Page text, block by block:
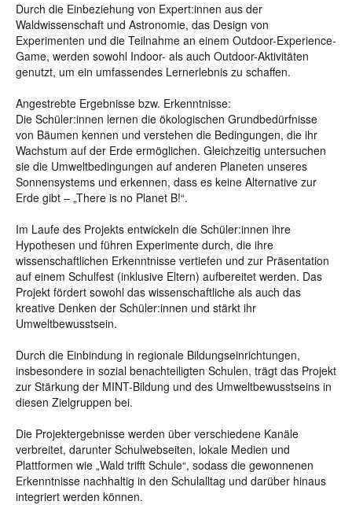
Durch die Einbeziehung von Expert:innen aus der
Waldwissenschaft und Astronomie, das Design von
Experimenten und die Teilnahme an einem Outdoor-Experience-
Game, werden sowohl Indoor- als auch Outdoor-Aktivitäten
genutzt, um ein umfassendes Lernerlebnis zu schaffen.
Angestrebte Ergebnisse bzw. Erkenntnisse:
Die Schüler:innen lernen die ökologischen Grundbedürfnisse
von Bäumen kennen und verstehen die Bedingungen, die ihr
Wachstum auf der Erde ermöglichen. Gleichzeitig untersuchen
sie die Umweltbedingungen auf anderen Planeten unseres
Sonnensystems und erkennen, dass es keine Alternative zur
Erde gibt – „There is no Planet B!“.
Im Laufe des Projekts entwickeln die Schüler:innen ihre
Hypothesen und führen Experimente durch, die ihre
wissenschaftlichen Erkenntnisse vertiefen und zur Präsentation
auf einem Schulfest (inklusive Eltern) aufbereitet werden. Das
Projekt fördert sowohl das wissenschaftliche als auch das
kreative Denken der Schüler:innen und stärkt ihr
Umweltbewusstsein.
Durch die Einbindung in regionale Bildungseinrichtungen,
insbesondere in sozial benachteiligten Schulen, trägt das Projekt
zur Stärkung der MINT-Bildung und des Umweltbewusstseins in
diesen Zielgruppen bei.
Die Projektergebnisse werden über verschiedene Kanäle
verbreitet, darunter Schulwebseiten, lokale Medien und
Plattformen wie „Wald trifft Schule“, sodass die gewonnenen
Erkenntnisse nachhaltig in den Schulalltag und darüber hinaus
integriert werden können.